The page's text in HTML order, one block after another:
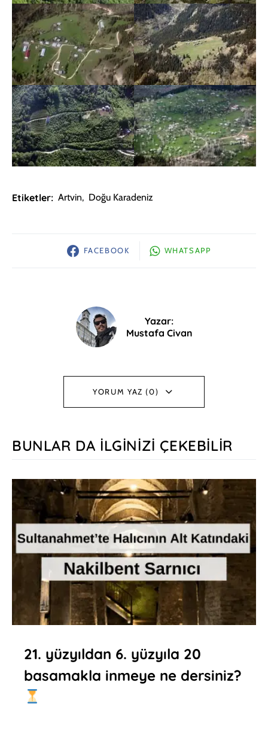
Etiketler: Artvin, Doğu Karadeniz
FACEBOOK WHATSAPP
Yazar:
Mustafa Civan
YORUM YAZ (0)
BUNLAR DA İLGINIZI ÇEKEBILIR
21. yüzyıldan 6. yüzyıla 20
basamakla inmeye ne dersiniz?